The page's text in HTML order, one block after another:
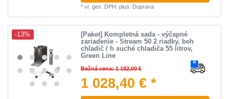
*vr. ges. DPH. plus. Doprava
-13%
[Paket] Kompletná sada - výčapné
zariadenie - Stream 50 2 riadky, beh
chladič / h suché chladiča 55 litrov,
Green Line
Bežná cena: 1 182,00 €
1 028,40 € *